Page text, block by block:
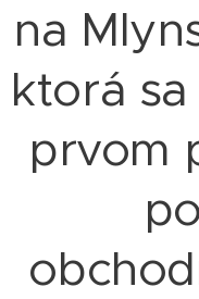
na
ktorá
prvom